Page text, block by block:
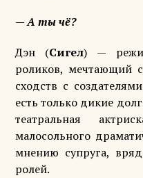
— А ты чё?
Дэн (Сигел) —
роликов, мечтающий
сходств с
есть только дикие
театральная
малосольного
мнению супруга,
ролей.